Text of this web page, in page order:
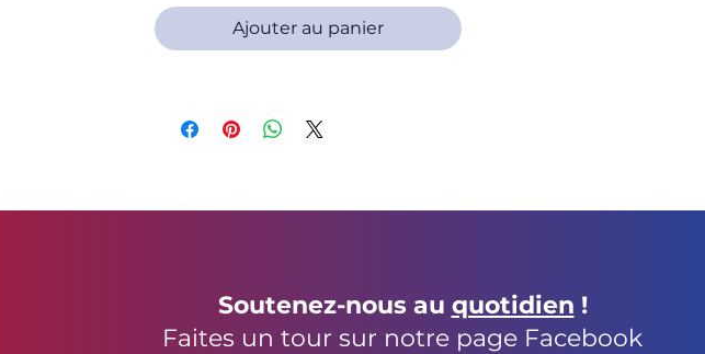
Ajouter au panier
Soutenez-nous au quotidien !
Faites un tour sur notre page Facebook